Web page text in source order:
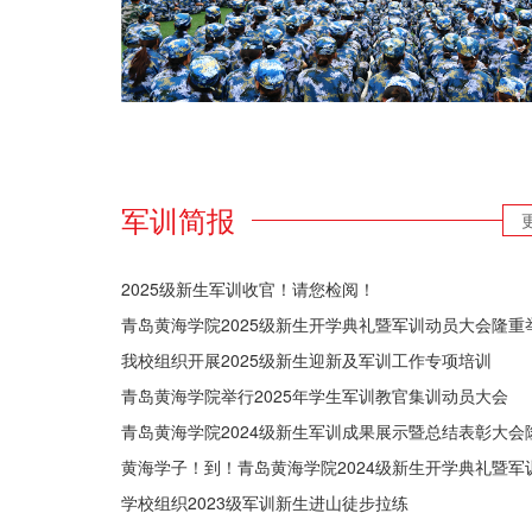
军训简报
2025级新生军训收官！请您检阅！
青岛黄海学院2025级新生开学典礼暨军训动员大会隆重
我校组织开展2025级新生迎新及军训工作专项培训
青岛黄海学院举行2025年学生军训教官集训动员大会
青岛黄海学院2024级新生军训成果展示暨总结表彰大会
学校组织2023级军训新生进山徒步拉练